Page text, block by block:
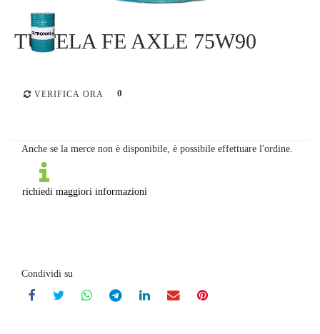
TUTELA FE AXLE 75W90
VERIFICA ORA 0
Anche se la merce non è disponibile, è possibile effettuare l'ordine.
richiedi maggiori informazioni
Condividi su